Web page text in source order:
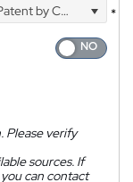
by Courier
*
Please verify
sources. If
can contact